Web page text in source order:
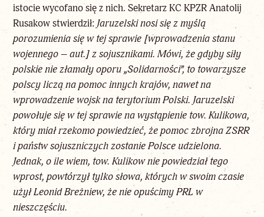
istocie wycofano się z nich. Sekretarz KC KPZR Anatolij
Rusakow stwierdził: Jaruzelski nosi się z myślą
porozumienia się w tej sprawie [wprowadzenia stanu
wojennego – aut.] z sojusznikami. Mówi, że gdyby siły
polskie nie złamały oporu „Solidarności”, to towarzysze
polscy liczą na pomoc innych krajów, nawet na
wprowadzenie wojsk na terytorium Polski. Jaruzelski
powołuje się w tej sprawie na wystąpienie tow. Kulikowa,
który miał rzekomo powiedzieć, że pomoc zbrojna ZSRR
i państw sojuszniczych zostanie Polsce udzielona.
Jednak, o ile wiem, tow. Kulikow nie powiedział tego
wprost, powtórzył tylko słowa, których w swoim czasie
użył Leonid Breżniew, że nie opuścimy PRL w
nieszczęściu.